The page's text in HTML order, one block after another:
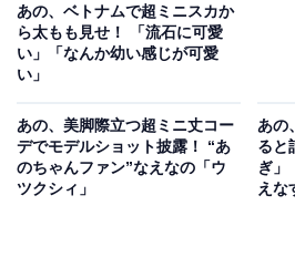
あの、ベトナムで超ミニスカか
ら太もも見せ！ 「流石に可愛
い」「なんか幼い感じが可愛
い」
あの、美脚際立つ超ミニ丈コー
デでモデルショット披露！ “あ
のちゃんファン”なえなの「ウ
ツクシィ」
あの
ると
ぎ」
えな